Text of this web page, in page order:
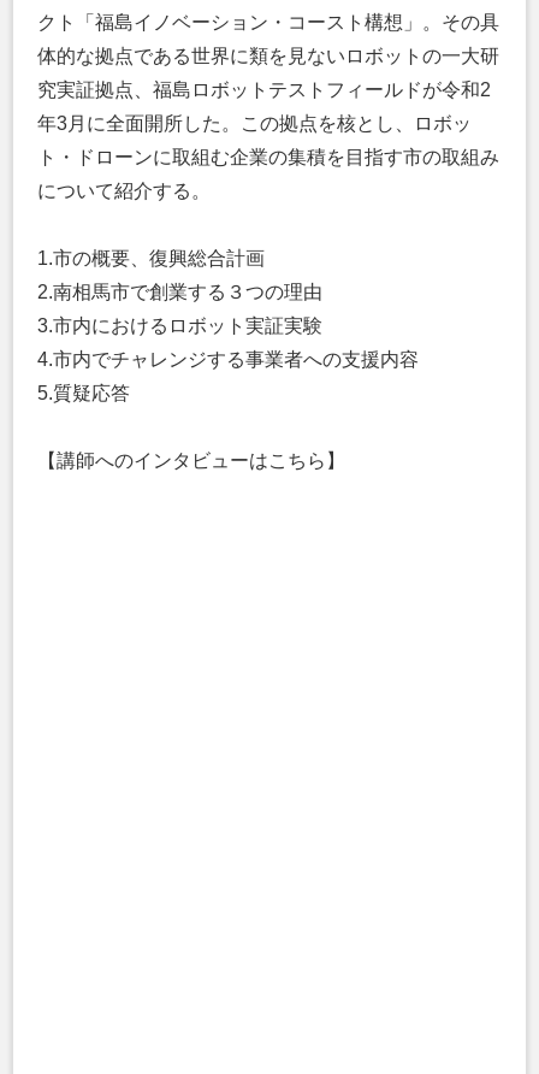
クト「福島イノベーション・コースト構想」。その具
体的な拠点である世界に類を見ないロボットの一大研
究実証拠点、福島ロボットテストフィールドが令和2
年3月に全面開所した。この拠点を核とし、ロボッ
ト・ドローンに取組む企業の集積を目指す市の取組み
について紹介する。
1.市の概要、復興総合計画
2.南相馬市で創業する３つの理由
3.市内におけるロボット実証実験
4.市内でチャレンジする事業者への支援内容
5.質疑応答
【講師へのインタビューはこちら】